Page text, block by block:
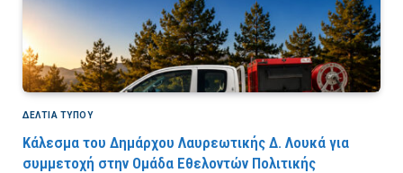
ΔΕΛΤΙΑ ΤΥΠΟΥ
Κάλεσμα του Δημάρχου Λαυρεωτικής Δ. Λουκά για
συμμετοχή στην Ομάδα Εθελοντών Πολιτικής